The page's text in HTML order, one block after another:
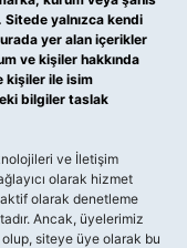
yalnızca kendi
yer alan içerikler
ve kişiler hakkında
kişiler ile isim
bilgiler taslak
ve İletişim
olarak hizmet
olarak denetleme
Ancak, üyelerimiz
siteye üye olarak bu